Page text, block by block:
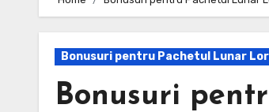
Bonusuri pentru Pachetul Lunar
Bonusuri